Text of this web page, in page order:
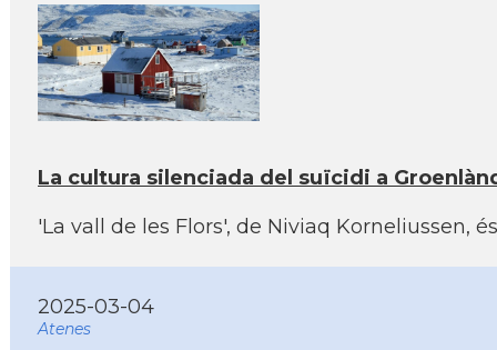
La cultura silenciada del suïcidi a
'La vall de les Flors', de Niviaq Korneliussen,
2025-03-04
Atenes